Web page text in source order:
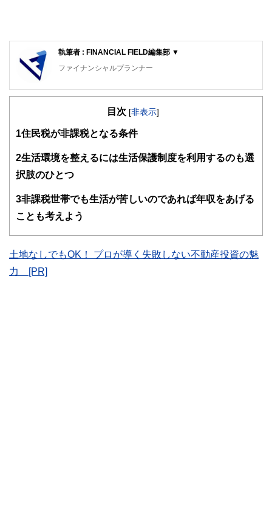
執筆者 : FINANCIAL FIELD編集部 ▼
ファイナンシャルプランナー
FinancialField編集部は、金融、経済に関する記事を、日々
知識がない方でも理解できるようわかりやすく発信していま
得者を中心に「お金や暮らし」に関する書籍・雑誌の編集経
験者で構成され、企画立案から記事掲載まですべての工程に
関わることで、読者目線のコンテンツを追求しています。
FinancialFieldの特徴は、ファイナンシャルプランナー、弁
ドバイザー、DCプランナー、公認会計士、社会保険労務
かしく感じられる年金や税金、相続、保険、ローンなどの話
をわかりやすく発信している点です。
目次 [非表示]
1 住民税が非課税となる条件
2生活環境を整えるには生活保護制度を利用するのも選
択肢のひとつ
3非課税世帯でも生活が苦しいのであれば年収をあげる
ことも考えよう
土地なしでもOK！ プロが導く失敗しない不動産投資の魅
力 [PR]